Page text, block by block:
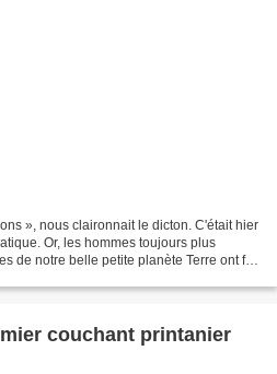
», nous claironnait le dicton. C'était hier
Or, les hommes toujours plus
de notre belle petite planète Terre ont fini
couchant printanier